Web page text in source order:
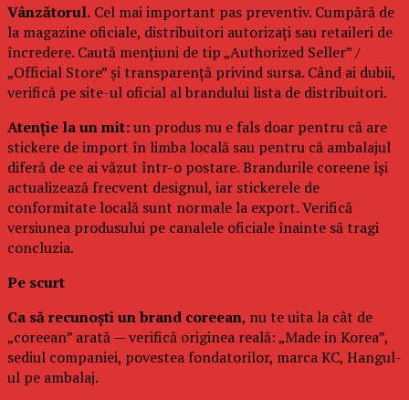
Vânzătorul. Cel mai important pas preventiv. Cumpără de
la magazine oficiale, distribuitori autorizați sau retaileri de
încredere. Caută mențiuni de tip „Authorized Seller” /
„Official Store” și transparență privind sursa. Când ai dubii,
verifică pe site-ul oficial al brandului lista de distribuitori.
Atenție la un mit:un produs nu e fals doar pentru că are
stickere de import în limba locală sau pentru că ambalajul
diferă de ce ai văzut într-o postare. Brandurile coreene își
actualizează frecvent designul, iar stickerele de
conformitate locală sunt normale la export. Verifică
versiunea produsului pe canalele oficiale înainte să tragi
concluzia.
Pe scurt
Ca să recunoști un brand coreean, nu te uita la cât de
„coreean” arată — verifică originea reală: „Made in Korea”,
sediul companiei, povestea fondatorilor, marca KC, Hangul-
ul pe ambalaj.